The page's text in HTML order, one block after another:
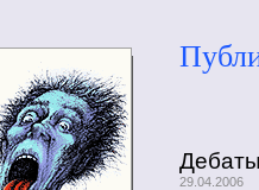
29.04.2006